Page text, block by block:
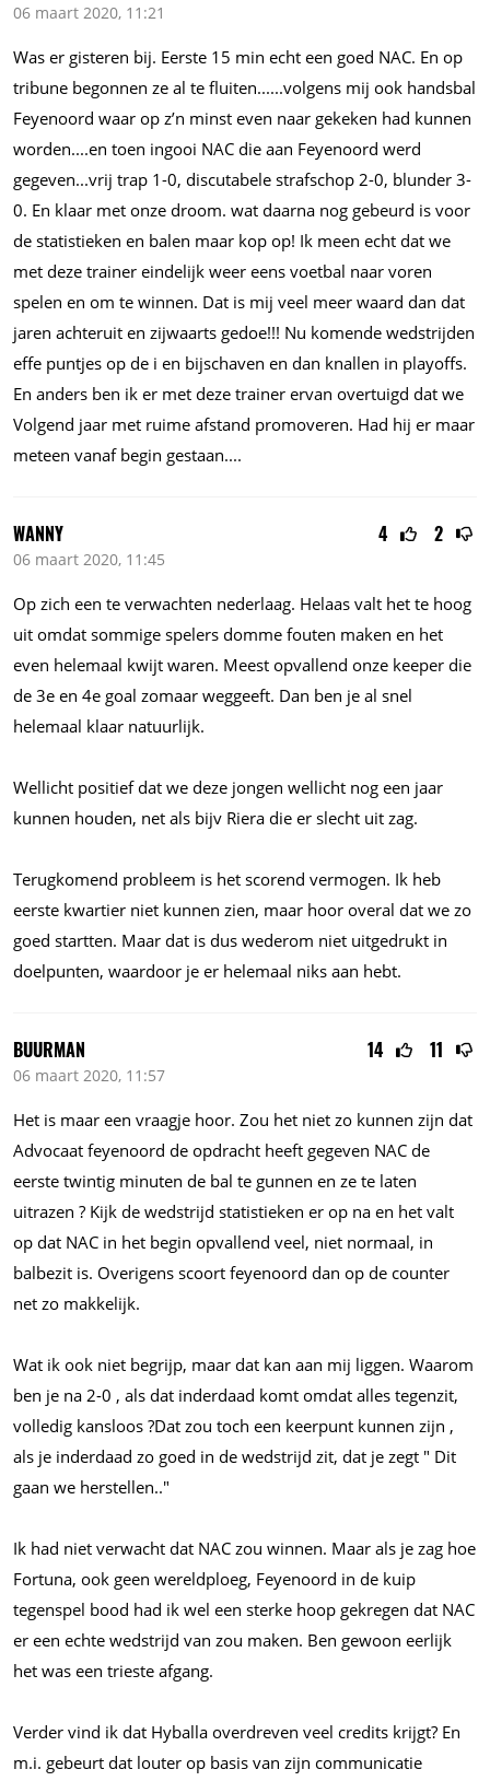
06 maart 2020, 11:21
Was er gisteren bij. Eerste 15 min echt een goed NAC. En op
tribune begonnen ze al te fluiten......volgens mij ook handsbal
Feyenoord waar op z’n minst even naar gekeken had kunnen
worden....en toen ingooi NAC die aan Feyenoord werd
gegeven...vrij trap 1-0, discutabele strafschop 2-0, blunder 3-
0. En klaar met onze droom. wat daarna nog gebeurd is voor
de statistieken en balen maar kop op! Ik meen echt dat we
met deze trainer eindelijk weer eens voetbal naar voren
spelen en om te winnen. Dat is mij veel meer waard dan dat
jaren achteruit en zijwaarts gedoe!!! Nu komende wedstrijden
effe puntjes op de i en bijschaven en dan knallen in playoffs.
En anders ben ik er met deze trainer ervan overtuigd dat we
Volgend jaar met ruime afstand promoveren. Had hij er maar
meteen vanaf begin gestaan....
4 2
WANNY
06 maart 2020, 11:45
Op zich een te verwachten nederlaag. Helaas valt het te hoog
uit omdat sommige spelers domme fouten maken en het
even helemaal kwijt waren. Meest opvallend onze keeper die
de 3e en 4e goal zomaar weggeeft. Dan ben je al snel
helemaal klaar natuurlijk.
Wellicht positief dat we deze jongen wellicht nog een jaar
kunnen houden, net als bijv Riera die er slecht uit zag.
Terugkomend probleem is het scorend vermogen. Ik heb
eerste kwartier niet kunnen zien, maar hoor overal dat we zo
goed startten. Maar dat is dus wederom niet uitgedrukt in
doelpunten, waardoor je er helemaal niks aan hebt.
14 11
BUURMAN
06 maart 2020, 11:57
Het is maar een vraagje hoor. Zou het niet zo kunnen zijn dat
Advocaat feyenoord de opdracht heeft gegeven NAC de
eerste twintig minuten de bal te gunnen en ze te laten
uitrazen ? Kijk de wedstrijd statistieken er op na en het valt
op dat NAC in het begin opvallend veel, niet normaal, in
balbezit is. Overigens scoort feyenoord dan op de counter
net zo makkelijk.
Wat ik ook niet begrijp, maar dat kan aan mij liggen. Waarom
ben je na 2-0 , als dat inderdaad komt omdat alles tegenzit,
volledig kansloos ?Dat zou toch een keerpunt kunnen zijn ,
als je inderdaad zo goed in de wedstrijd zit, dat je zegt " Dit
gaan we herstellen.."
Ik had niet verwacht dat NAC zou winnen. Maar als je zag hoe
Fortuna, ook geen wereldploeg, Feyenoord in de kuip
tegenspel bood had ik wel een sterke hoop gekregen dat NAC
er een echte wedstrijd van zou maken. Ben gewoon eerlijk
het was een trieste afgang.
Verder vind ik dat Hyballa overdreven veel credits krijgt? En
m.i. gebeurt dat louter op basis van zijn communicatie